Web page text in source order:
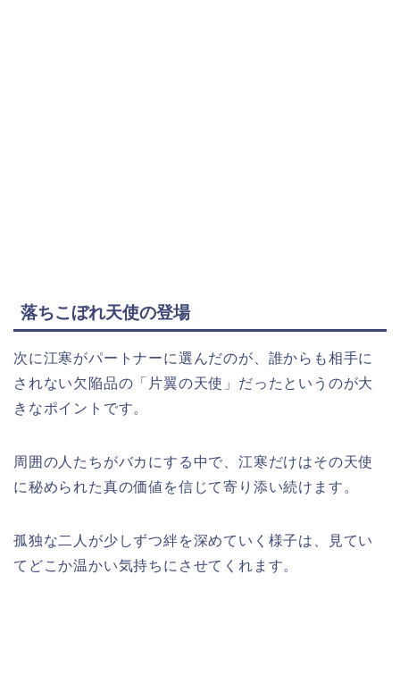
落ちこぼれ天使の登場
次に江寒がパートナーに選んだのが、誰からも相手に
されない欠陥品の「片翼の天使」だったというのが大
きなポイントです。
周囲の人たちがバカにする中で、江寒だけはその天使
に秘められた真の価値を信じて寄り添い続けます。
孤独な二人が少しずつ絆を深めていく様子は、見てい
てどこか温かい気持ちにさせてくれます。